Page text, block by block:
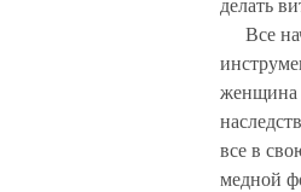
делать
Все
женщина
все в
медной